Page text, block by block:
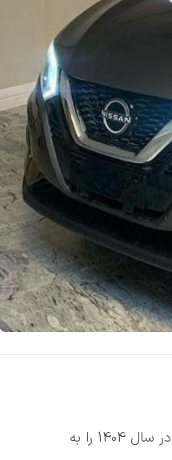
گویا در امر واردات خودرو سیاستگذار تصمیم دارد تعیین قیمت خودروهای خارجی در سال 1404 را به